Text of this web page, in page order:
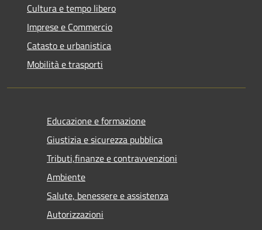
Cultura e tempo libero
Imprese e Commercio
Catasto e urbanistica
Mobilità e trasporti
Educazione e formazione
Giustizia e sicurezza pubblica
Tributi,finanze e contravvenzioni
Ambiente
Salute, benessere e assistenza
Autorizzazioni